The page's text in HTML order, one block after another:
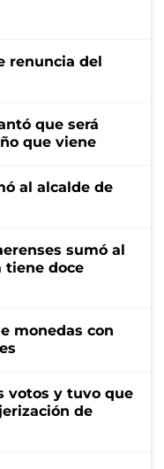
renuncia del
que será
que viene
al alcalde de
sumó al
tiene doce
monedas con
votos y tuvo que
de